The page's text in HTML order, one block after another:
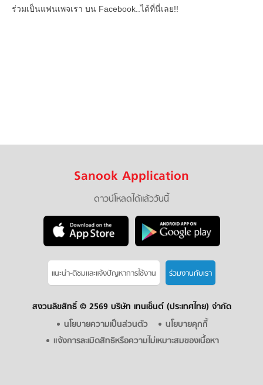
ร่วมเป็นแฟนเพจเรา บน Facebook..ได้ที่นี่เลย!!
Sanook Application
ดาวน์โหลดได้แล้ววันนี้
แนะนำ-ติชมเเละแจ้งปัญหาการใช้งาน ร่วมงานกับเรา
สงวนลิขสิทธิ์ © 2569 บริษัท เทนเซ็นต์ (ประเทศไทย) จำกัด
นโยบายความเป็นส่วนตัว
นโยบายคุกกี้
แจ้งการละเมิดสิทธิหรือความไม่เหมาะสมของเนื้อหา